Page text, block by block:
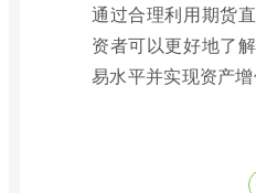
通过合理利用期货
资者可以更好地了
易水平并实现资产增